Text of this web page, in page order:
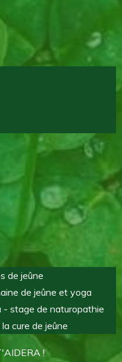
de jeûne
de jeûne et yoga
- stage de naturopathie
cure de jeûne
!